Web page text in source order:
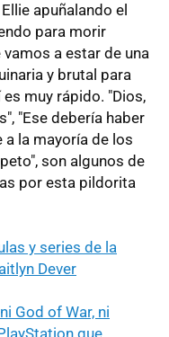
apuñalando el
para morir
a estar de una
y brutal para
muy rápido. "Dios,
"Ese debería haber
a la mayoría de los
son algunos de
por esta pildorita
y series de la
Dever
God of War, ni